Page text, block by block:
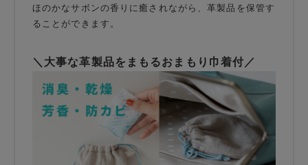
ほのかなサボンの香りに癒されながら、革製品を保管す
ることができます。
＼大事な革製品をまもるおまもり巾着付／